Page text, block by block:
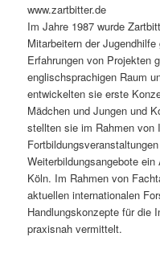
www.zartbitter.de
Im Jahre 1987 wurde
Mitarbeitern der
Erfahrungen von Projekten
englischsprachigen Raum
entwickelten sie erste
Mädchen und Jungen und
stellten sie im Rahmen von
Weiterbildungsangebote
Köln. Im Rahmen von
aktuellen internationalen
Handlungskonzepte für die
praxisnah vermittelt.